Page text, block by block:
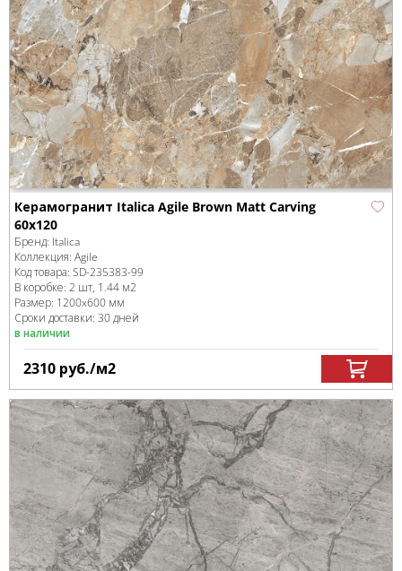
Керамогранит Italica Agile Brown Matt Carving
60х120
Бренд: Italica
Коллекция: Agile
Код товара: SD-235383-99
В коробке: 2 шт, 1.44 м2
Размер: 1200x600 мм
Сроки доставки: 30 дней
в наличии
2310 руб./м2